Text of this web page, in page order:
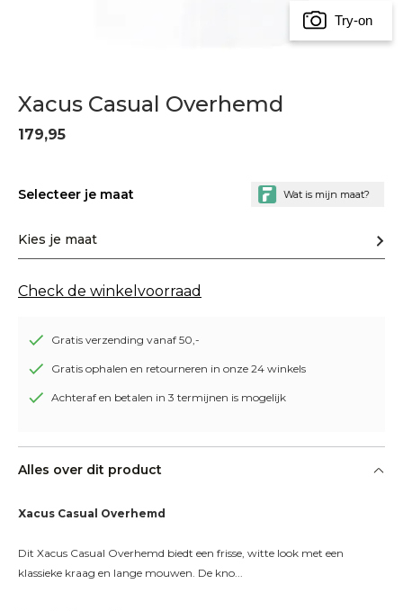
Xacus Casual Overhemd
179,95
Selecteer je maat
Kies je maat
Check de winkelvoorraad
Gratis verzending vanaf 50,-
Gratis ophalen en retourneren in onze 24 winkels
Achteraf en betalen in 3 termijnen is mogelijk
Alles over dit product
Xacus Casual Overhemd
Dit Xacus Casual Overhemd biedt een frisse, witte look met een
klassieke kraag en lange mouwen. De kno...
Try-on